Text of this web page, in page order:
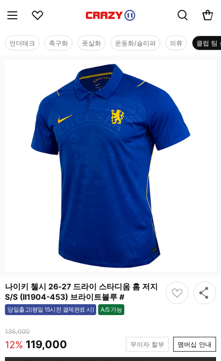
언더테크 축구화 풋살화 운동화/슬리퍼 의류 클럽 팀
나이키 첼시 26-27 드라이 스타디움 홈 저지
S/S (II1904-453) 브라이트블루 #
당일출고(평일 15시전 결제완료 시) A/S 가능
가능
135,000
12% 119,000 무이자 할부 맴버십 안내